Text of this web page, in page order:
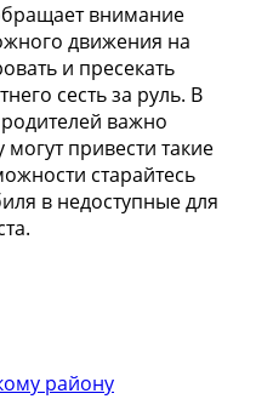
внимание
движения на
и пресекать
сесть за руль. В
важно
привести такие
старайтесь
в недоступные для
району